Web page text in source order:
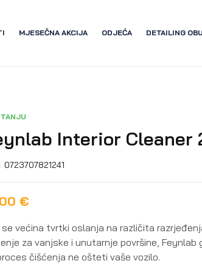
MJESEČNA AKCIJA ODJEĆA DETAILING
Interior Cleaner
0723707821241
€
se većina tvrtki oslanja na različita
za vanjske i unutarnje površine, Feynlab
čišćenja ne ošteti vaše vozilo.